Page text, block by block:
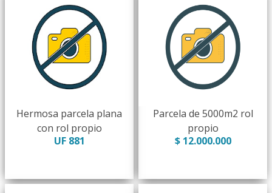
Hermosa parcela plana
con rol propio
UF 881
Parcela de 5000m2 rol
propio
$ 12.000.000